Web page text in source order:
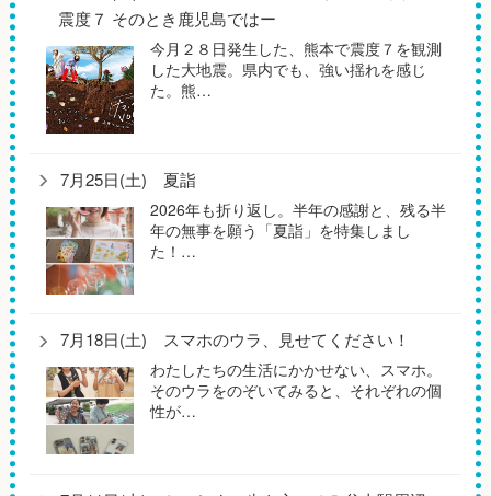
震度７ そのとき鹿児島ではー
今月２８日発生した、熊本で震度７を観測
した大地震。県内でも、強い揺れを感じ
た。熊…
7月25日(土) 夏詣
2026年も折り返し。半年の感謝と、残る半
年の無事を願う「夏詣」を特集しまし
た！…
7月18日(土) スマホのウラ、見せてください！
わたしたちの生活にかかせない、スマホ。
そのウラをのぞいてみると、それぞれの個
性が…